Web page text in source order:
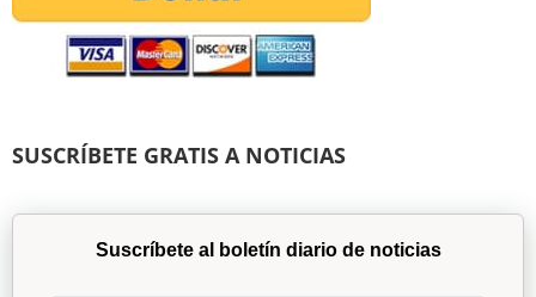
SUSCRÍBETE GRATIS A NOTICIAS
Suscríbete al boletín diario de noticias